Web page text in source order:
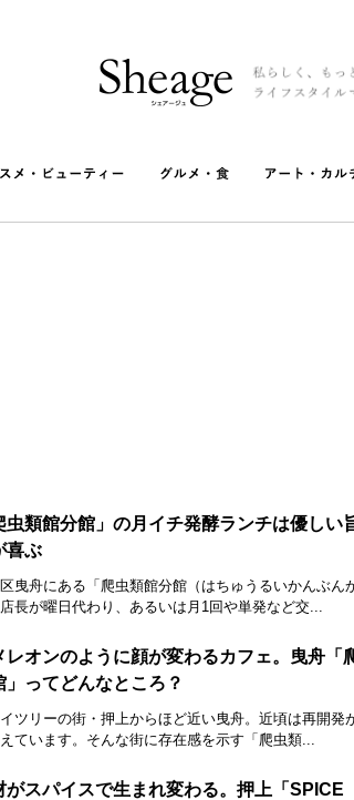
虫類館分館」の月イチ発酵ランチは優しい
喜ぶ
曳舟にある「爬虫類館分館（はちゅうるいかんぶん
長が曜日代わり、あるいは月1回や単発など交...
レオンのように顔が変わるカフェ。曳舟「
」ってどんなところ？
ツリーの街・押上からほど近い曳舟。近頃は再開発
ています。そんな街に存在感を示す「爬虫類...
がスパイスで生まれ変わる。押上「SPICE